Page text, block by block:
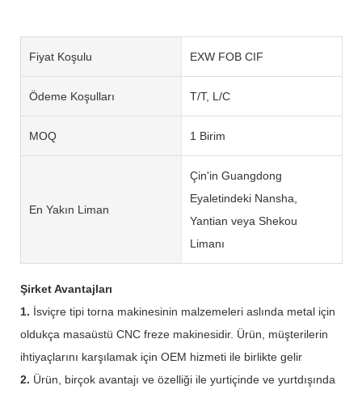
Fiyat Koşulu EXW FOB CIF
Ödeme Koşulları T/T, L/C
MOQ 1 Birim
En Yakın Liman
Çin'in Guangdong
Eyaletindeki Nansha,
Yantian veya Shekou
Limanı
Şirket Avantajları
1. İsviçre tipi torna makinesinin malzemeleri aslında metal için
oldukça masaüstü CNC freze makinesidir. Ürün, müşterilerin
ihtiyaçlarını karşılamak için OEM hizmeti ile birlikte gelir
2. Ürün, birçok avantajı ve özelliği ile yurtiçinde ve yurtdışında